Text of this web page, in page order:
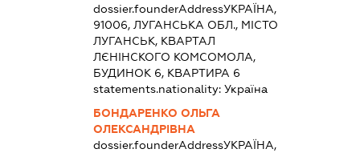
dossier.founderAddressУКРАЇНА,
91006, ЛУГАНСЬКА ОБЛ., МІСТО
ЛУГАНСЬК, КВАРТАЛ
ЛЄНІНСКОГО КОМСОМОЛА,
БУДИНОК 6, КВАРТИРА 6
statements.nationality: Україна
БОНДАРЕНКО ОЛЬГА
ОЛЕКСАНДРІВНА
dossier.founderAddressУКРАЇНА,